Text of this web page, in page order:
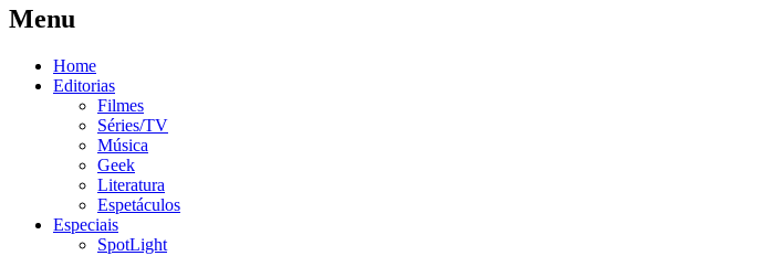
Menu
Home
Editorias
Filmes
Séries/TV
Música
Geek
Literatura
Espetáculos
Especiais
SpotLight